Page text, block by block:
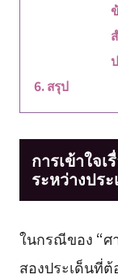
สรุป
การเข้าใจ
ระหว่างปร
ในกรณีของ “ศ
สองประเด็นที่